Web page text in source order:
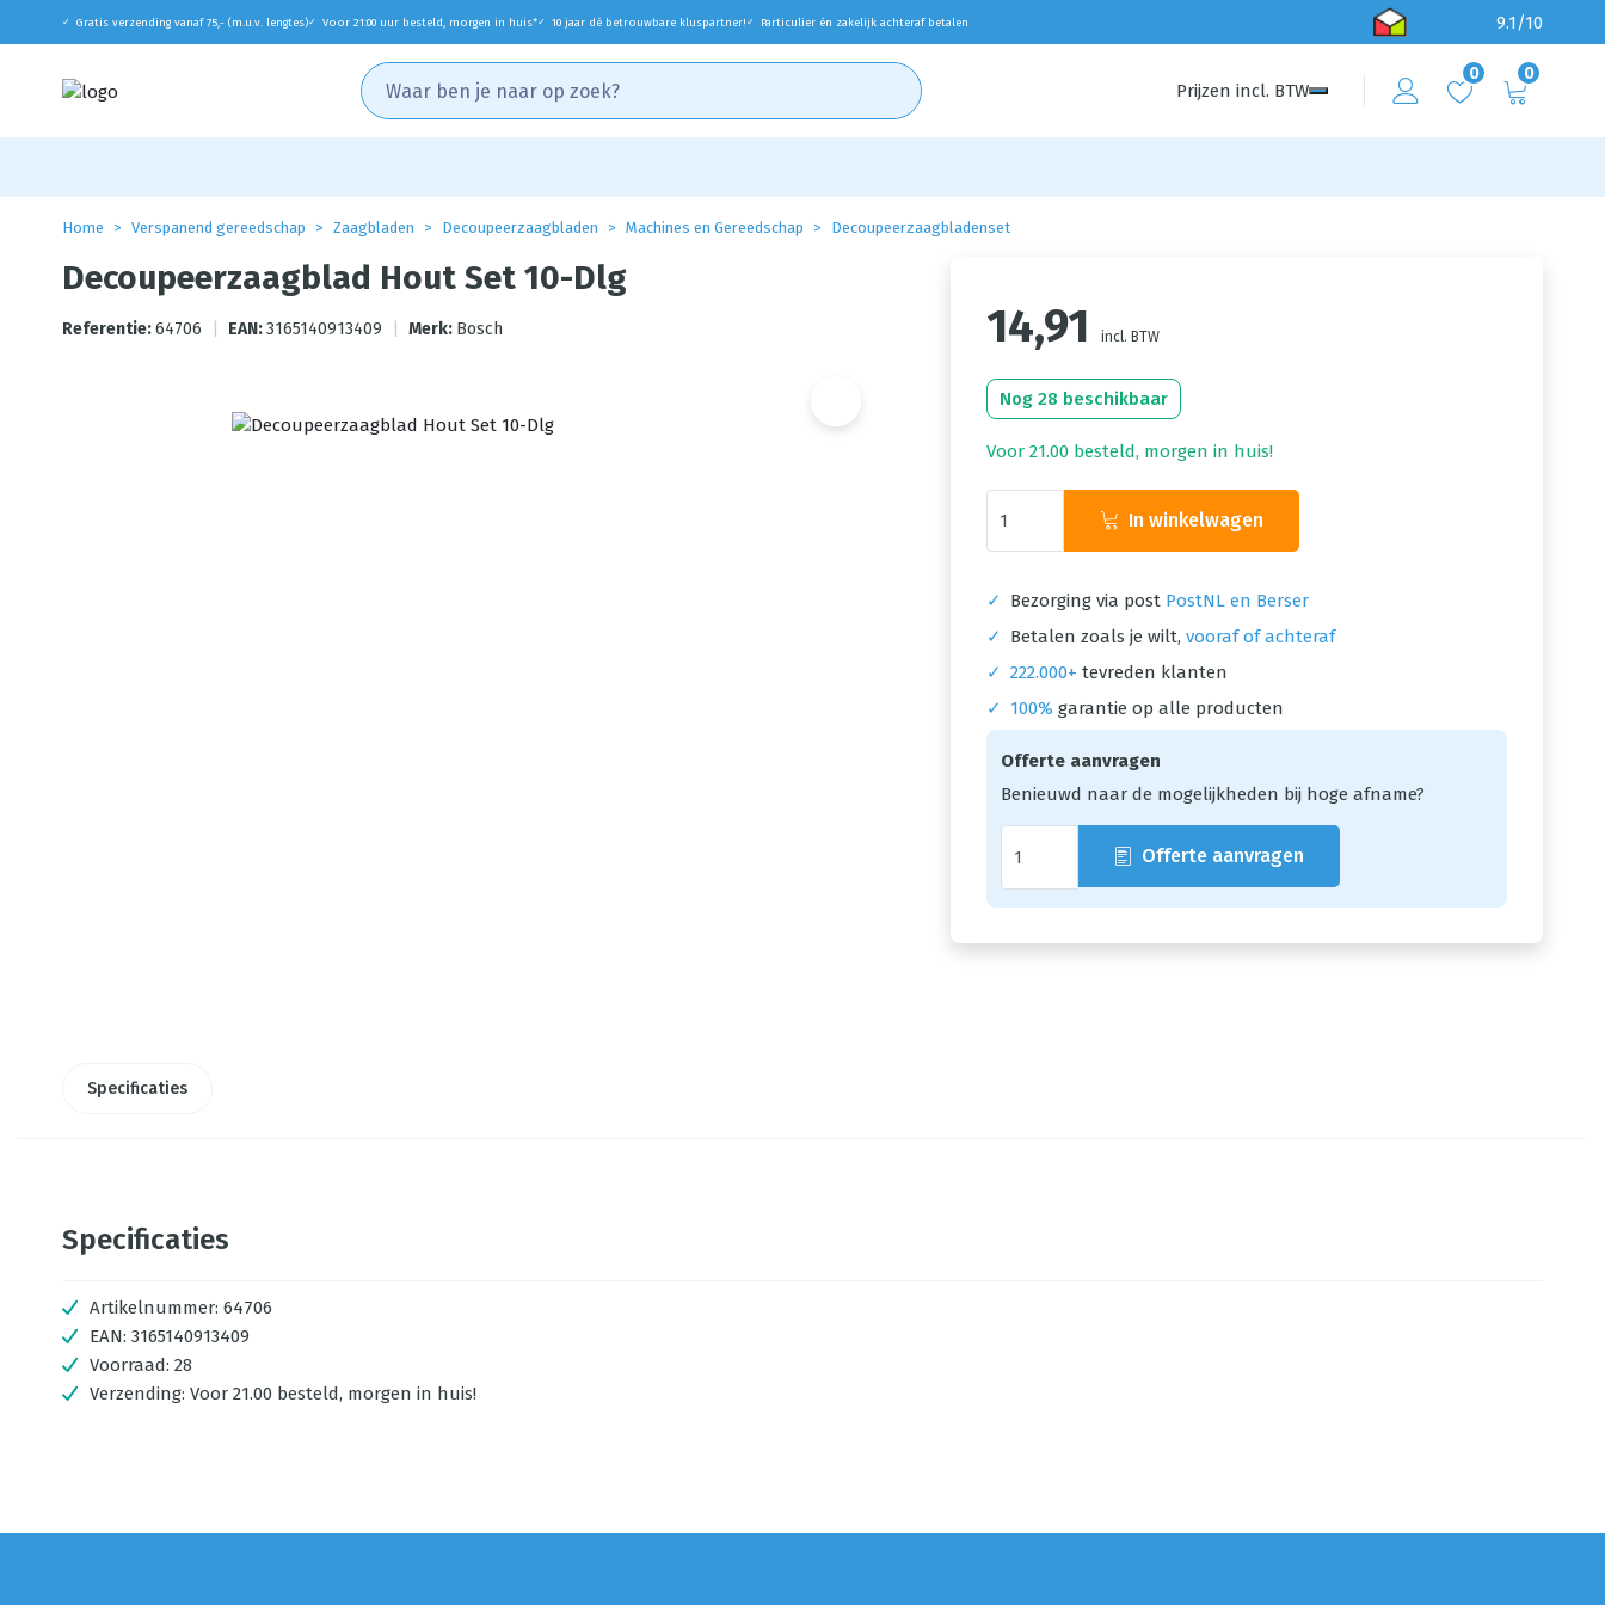
✓ Gratis verzending vanaf 75,- (m.u.v. lengtes)✓ Voor 21:00 uur besteld, morgen in huis*✓ 10 jaar dé betrouwbare kluspartner! ✓ Particulier én zakelijk achteraf betalen 9.1/10
Prijzen incl. BTW
0 0
Home Verspanend gereedschap Zaagbladen Decoupeerzaagbladen Machines en Gereedschap Decoupeerzaagbladenset
Decoupeerzaagblad Hout Set 10-Dlg
Referentie:64706 EAN:3165140913409 Merk: Bosch 14,91 incl. BTW
Nog 28 beschikbaar
Voor 21.00 besteld, morgen in huis!
In winkelwagen
✓ Bezorging via post PostNL en Berser
✓
Betalen zoals je wilt, vooraf of achteraf
✓ 222.000+ tevreden klanten
✓
100% garantie op alle producten
Offerte aanvragen
Benieuwd naar de mogelijkheden bij hoge afname?
Offerte aanvragen
Specificaties
Specificaties
Artikelnummer: 64706
EAN: 3165140913409
Voorraad: 28
Verzending: Voor 21.00 besteld, morgen in huis!